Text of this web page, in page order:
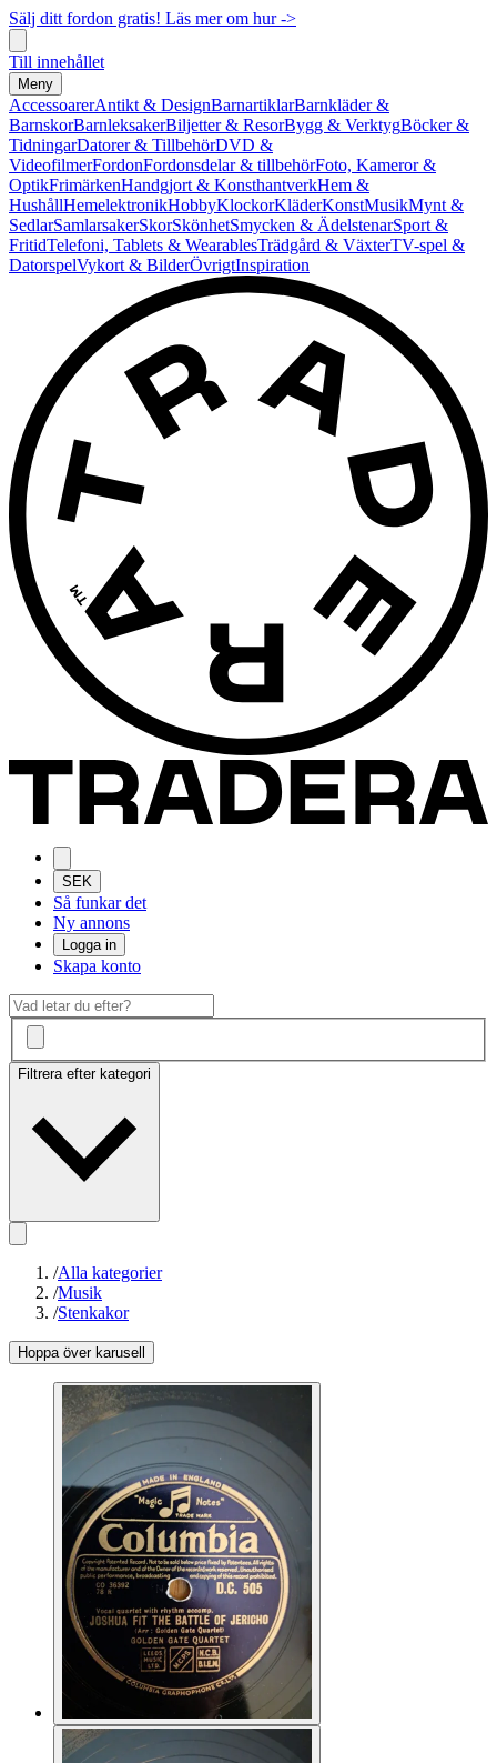
Sälj ditt fordon gratis! Läs mer om hur ->
Till innehållet
Meny
AccessoarerAntikt & DesignBarnartiklarBarnkläder &
BarnskorBarnleksakerBiljetter & ResorBygg & VerktygBöcker &
TidningarDatorer & TillbehörDVD &
VideofilmerFordonFordonsdelar & tillbehörFoto, Kameror &
OptikFrimärkenHandgjort & KonsthantverkHem &
HushållHemelektronikHobbyKlockorKläderKonstMusikMynt &
SedlarSamlarsakerSkorSkönhetSmycken & ÄdelstenarSport &
FritidTelefoni, Tablets & WearablesTrädgård & VäxterTV-spel &
DatorspelVykort & BilderÖvrigtInspiration
SEK
Så funkar det
Ny annons
Logga in
Skapa konto
Filtrera efter kategori
/Alla kategorier
/Musik
/Stenkakor
Hoppa över karusell